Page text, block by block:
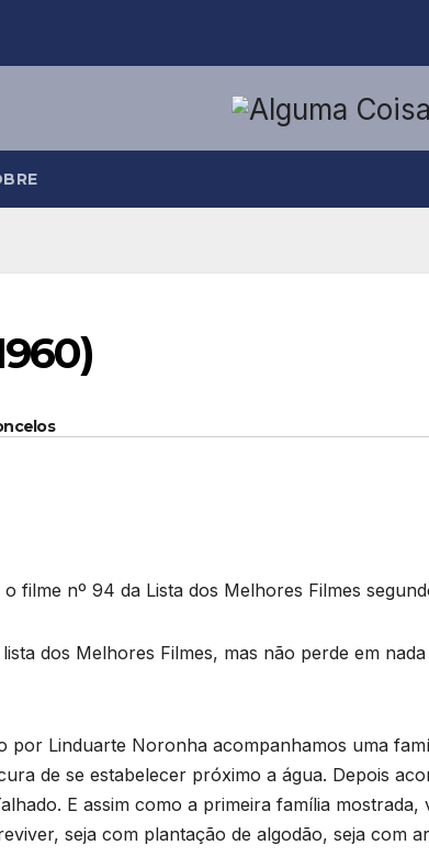
filme nº 94 da Lista dos Melhores Filmes
dos Melhores Filmes, mas não perde em
por Linduarte Noronha acompanhamos uma
de se estabelecer próximo a água. Depois
E assim como a primeira família
seja com plantação de algodão, seja com